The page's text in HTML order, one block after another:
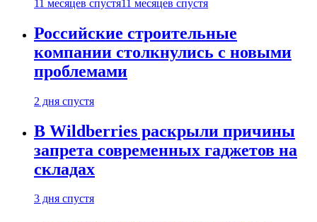
11 месяцев спустя11 месяцев спустя
Российские строительные
компании столкнулись с новыми
проблемами
2 дня спустя
В Wildberries раскрыли причины
запрета современных гаджетов на
складах
3 дня спустя